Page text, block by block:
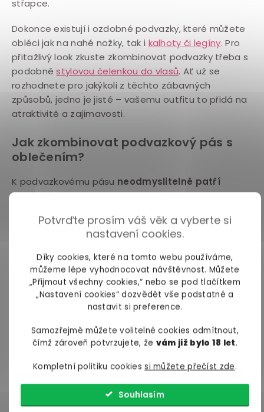
Potvrďte prosím váš věk a vyberte si
nastavení cookies.
Díky cookies, které na tomto webu používáme,
můžeme lépe vyhodnocovat návštěvnost. Můžete
„Přijmout všechny cookies,“ nebo se pod tlačítkem
„Nastavení cookies“ dozvědět vše podstatné a
nastavit si preference.
Samozřejmě můžete volitelné cookies odmítnout,
čímž zároveň potvrzujete, že vám již bylo 18 let.
Kompletní politiku cookiessi můžete přečíst zde.
Souhlasím
střapce.
Dokonce existují i ozdobné podvazky, které můžete
obléci jak na nahé nožky, tak i kalhoty či legíny. Pro
přitažlivý look zkuste zkombinovat podvazky třeba s
podobněstylovou čelenkou do vlasů. Ať už se
rozhodnete pro jakýkoli z těchto zábavných
způsobů, jedno je jisté – vašemu outfitu to přidá na
atraktivitě a zajímavosti.
Jak zkombinovat podvazkový pás s
oblečením?
K podvazkovému pásu neodmyslitelně patří
punčochy. Zvolte takové, které mají jemné detaily
zároveň se hodí ke stylu podvazkového pásu.
šatůmnebosukni. Zvolte šaty, které mají větší
délku nebo štíhlejší střih. Pokud nechcete
podvazkový pás zcela zakrývat, zvolte průsvitné
šaty nebo šaty s průhlednou či krajkovou částí nebo
Chcete být sexy a naprosto neodolatelná? Pak
podvazkový pás a punčochy zkombinujtese
Nic víc už nepotřebujete! Zvolte ale podprsenku a
kalhotky ve stejném stylu nebo barvě, abyste byla